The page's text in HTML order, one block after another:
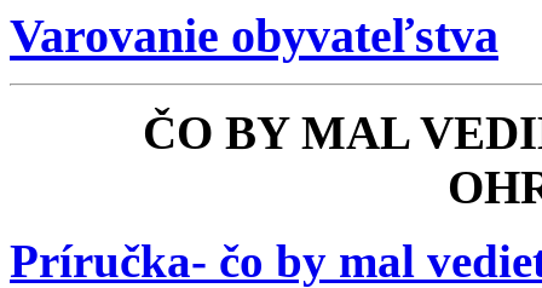
Varovanie obyvateľstva
ČO BY MAL
Príručka- čo by mal